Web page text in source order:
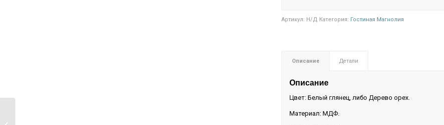
Артикул: Н/Д Категория: Гостиная Магнолия
Описание Детали
Описание
Цвет: Белый глянец, либо Дерево орех.
Материал: МДФ.